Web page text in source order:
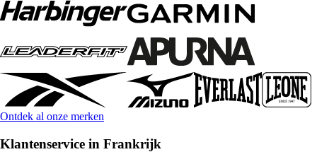
Ontdek al onze merken
Klantenservice in Frankrijk